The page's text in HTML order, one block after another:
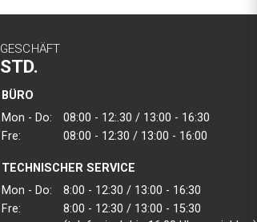
GESCHÄFT
STD.
BÜRO
Mon - Do:
08:00 - 12:.30 / 13:00 - 16:30
Fre:
08:00 - 12:30 / 13:00 - 16:00
TECHNISCHER SERVICE
Mon - Do:
8:00 - 12:30 / 13:00 - 16:30
Fre:
8:00 - 12:30 / 13:00 - 15:30